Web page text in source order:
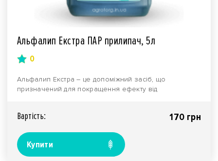
Альфалип Екстра ПАР прилипач, 5л
0
Альфалип Екстра – це допоміжний засіб, що
призначений для покращення ефекту від
Вартiсть: 170 грн
Купити